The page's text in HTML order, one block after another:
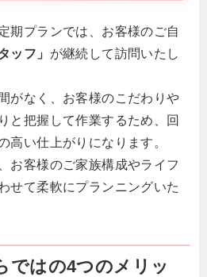
期プランでは、お客様のご自
ッフ」 が継続して訪問いたし
がなく、お客様のこだわりや
と把握して作業するため、回
高い仕上がりになります。
お客様のご家族構成やライフ
せて柔軟にプランニングいた
ではの4つのメリッ